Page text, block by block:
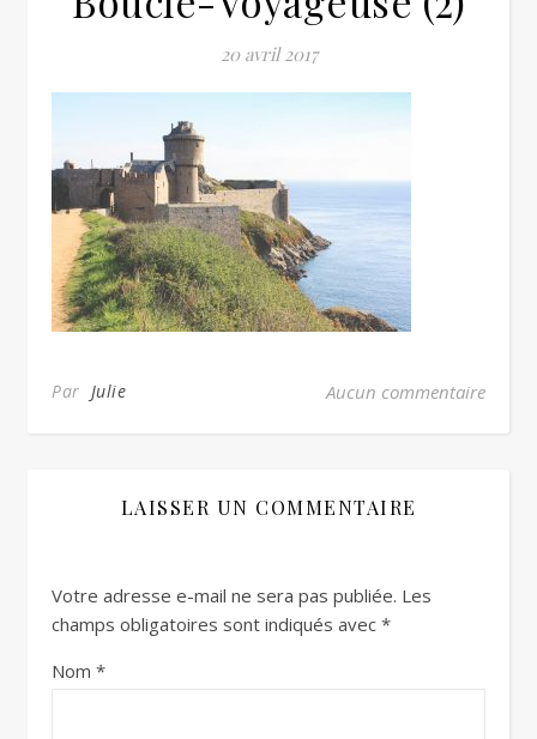
20 avril 2017
Par Julie Aucun commentaire
LAISSER UN COMMENTAIRE
Votre adresse e-mail ne sera pas publiée. Les
champs obligatoires sont indiqués avec *
Nom *